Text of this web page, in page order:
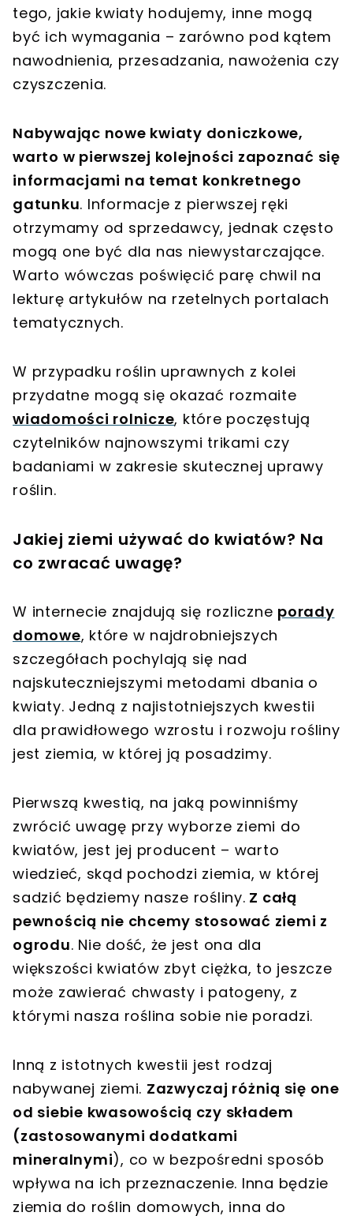
tego, jakie kwiaty hodujemy, inne mogą
być ich wymagania – zarówno pod kątem
nawodnienia, przesadzania, nawożenia czy
czyszczenia.
Nabywając nowe kwiaty doniczkowe,
warto w pierwszej kolejności zapoznać się
informacjami na temat konkretnego
gatunku. Informacje z pierwszej ręki
otrzymamy od sprzedawcy, jednak często
mogą one być dla nas niewystarczające.
Warto wówczas poświęcić parę chwil na
lekturę artykułów na rzetelnych portalach
tematycznych.
W przypadku roślin uprawnych z kolei
przydatne mogą się okazać rozmaite
wiadomości rolnicze, które poczęstują
czytelników najnowszymi trikami czy
badaniami w zakresie skutecznej uprawy
roślin.
Jakiej ziemi używać do kwiatów? Na
co zwracać uwagę?
W internecie znajdują się rozliczne porady
domowe, które w najdrobniejszych
szczegółach pochylają się nad
najskuteczniejszymi metodami dbania o
kwiaty. Jedną z najistotniejszych kwestii
dla prawidłowego wzrostu i rozwoju rośliny
jest ziemia, w której ją posadzimy.
Pierwszą kwestią, na jaką powinniśmy
zwrócić uwagę przy wyborze ziemi do
kwiatów, jest jej producent – warto
wiedzieć, skąd pochodzi ziemia, w której
sadzić będziemy nasze rośliny. Z całą
pewnością nie chcemy stosować ziemi z
ogrodu. Nie dość, że jest ona dla
większości kwiatów zbyt ciężka, to jeszcze
może zawierać chwasty i patogeny, z
którymi nasza roślina sobie nie poradzi.
Inną z istotnych kwestii jest rodzaj
nabywanej ziemi. Zazwyczaj różnią się one
od siebie kwasowością czy składem
(zastosowanymi dodatkami
mineralnymi), co w bezpośredni sposób
wpływa na ich przeznaczenie. Inna będzie
ziemia do roślin domowych, inna do